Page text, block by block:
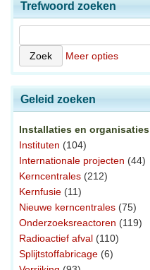
Trefwoord zoeken
Meer opties
Geleid zoeken
Installaties en organisaties
Instituten (104)
Internationale projecten (44)
Kerncentrales (212)
Kernfusie (11)
Nieuwe kerncentrales (75)
Onderzoeksreactoren (119)
Radioactief afval (110)
Splijtstoffabricage (6)